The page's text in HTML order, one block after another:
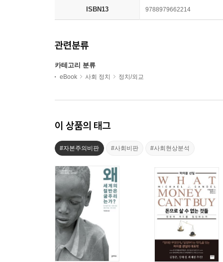
ISBN13 9788979662214
관련분류
카테고리 분류
eBook 사회 정치 정치/외교
이 상품의 태그
#자본주의비판 #사회비판 #사회현상분석